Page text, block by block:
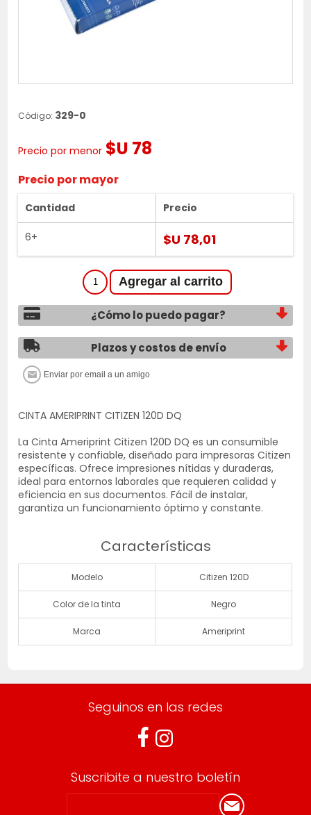
Código: 329-0
Precio por menor $U 78
Precio por mayor
Cantidad
6+
Precio
$U 78,01
¿Cómo lo puedo pagar?
Plazos y costos de envío
CINTA AMERIPRINT CITIZEN 120D DQ
La Cinta Ameriprint Citizen 120D DQ es un consumible
resistente y confiable, diseñado para impresoras Citizen
específicas. Ofrece impresiones nítidas y duraderas,
ideal para entornos laborales que requieren calidad y
eficiencia en sus documentos. Fácil de instalar,
garantiza un funcionamiento óptimo y constante.
Características
Modelo Citizen 120D
Color de la tinta Negro
Marca Ameriprint
Seguinos en las redes
Suscribite a nuestro boletín